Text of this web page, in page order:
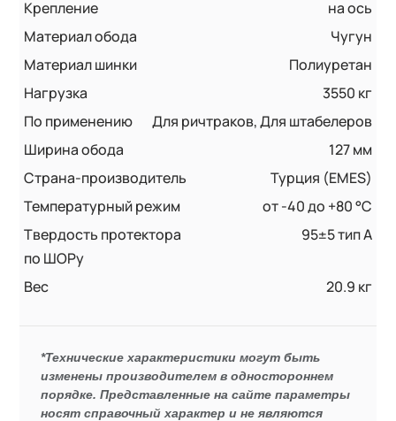
Крепление
на ось
Материал обода
Чугун
Материал шинки
Полиуретан
Нагрузка
3550 кг
По применению
Для ричтраков, Для штабелеров
Ширина обода
127 мм
Страна-производитель
Турция (EMES)
Температурный режим
от -40 до +80 °С
Твердость протектора
по ШОРу
95±5 тип А
Вес 20.9 кг
*Технические характеристики могут быть
изменены производителем в одностороннем
порядке. Представленные на сайте параметры
носят справочный характер и не являются